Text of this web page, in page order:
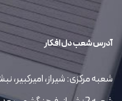
آدرس شعب دل افکار
شعبه مرکزی: شیراز، امیرکبیر،